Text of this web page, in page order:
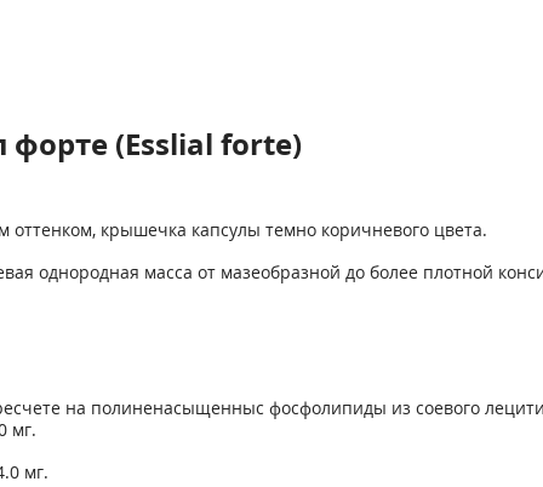
(Esslial forte)
оттенком, крышечка капсулы темно коричневого цвета.
однородная масса от мазеобразной до более плотной
на полиненасыщенныс фосфолипиды из соевого
мг.
мг.